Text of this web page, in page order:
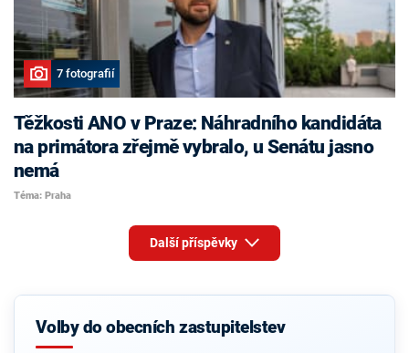
7 fotografií
Těžkosti ANO v Praze: Náhradního kandidáta
na primátora zřejmě vybralo, u Senátu jasno
nemá
Téma: Praha
Další příspěvky
Volby do obecních zastupitelstev